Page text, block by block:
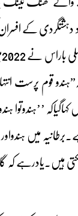
والے تھنک ٹینک
دہشتگردی کے
قوم پرست
کہاگیاکہ
میں
ہیں۔یادرہے